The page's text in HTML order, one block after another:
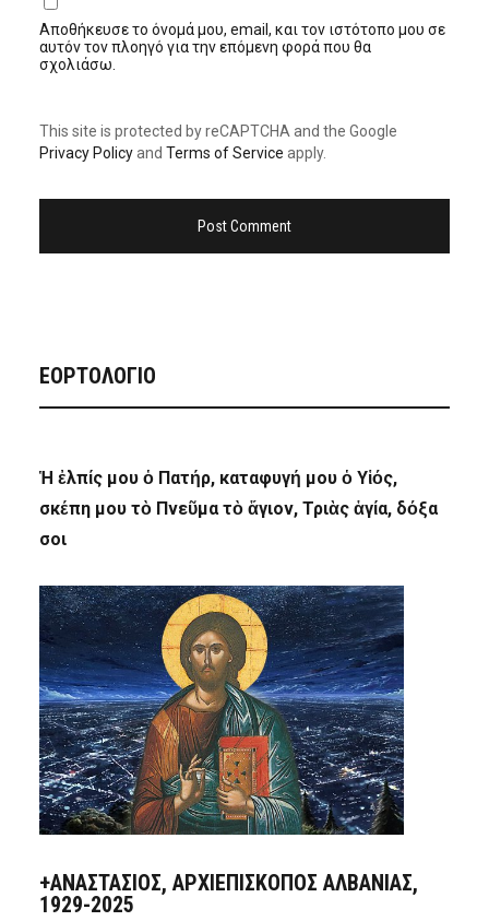
Αποθήκευσε το όνομά μου, email, και τον ιστότοπο μου σε
αυτόν τον πλοηγό για την επόμενη φορά που θα
σχολιάσω.
This site is protected by reCAPTCHA and the Google
Privacy Policyand Terms of Service apply.
ΕΟΡΤΟΛΟΓΙΟ
Ἡ ἐλπίς μου ὁ Πατήρ, καταφυγή μου ὁ Υἱός,
σκέπη μου τὸ Πνεῦμα τὸ ἅγιον, Τριὰς ἁγία, δόξα
σοι
+ΑΝΑΣΤΆΣΙΟΣ, ΑΡΧΙΕΠΊΣΚΟΠΟΣ ΑΛΒΑΝΊΑΣ,
1929-2025